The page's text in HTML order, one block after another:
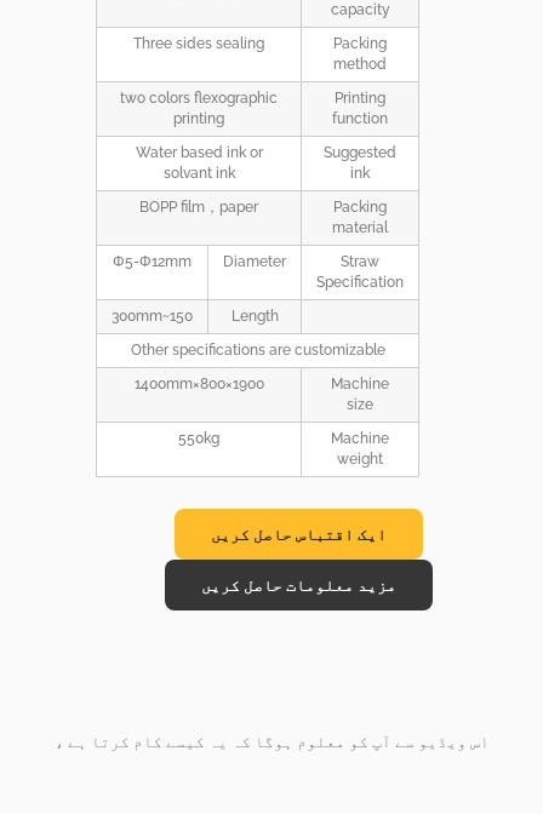
capacity
Packing
method
Three sides sealing
Printing
function
two colors flexographic
printing
Suggested
ink
Water based ink or
solvant ink
Packing
material
BOPP film，paper
Straw
Specification
Diameter
Φ5-Φ12mm
Length
150~300mm
Other specifications are customizable
Machine
size
1900×800×1400mm
Machine
weight
550kg
ایک اقتباس حاصل کریں
مزید معلومات حاصل کریں
اس ویڈیو سے آپ کو معلوم ہوگا کہ یہ کیسے کام کرتا ہے ،